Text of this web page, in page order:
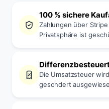
100 % sichere
Zahlungen über
Privatsphäre ist
Die Umsatzsteuer
gesondert